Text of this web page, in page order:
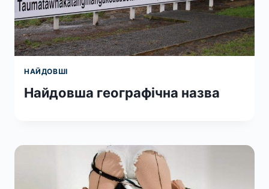
НАЙДОВШІ
Найдовша географічна назва